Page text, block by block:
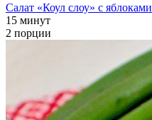
Салат «Коул слоу» с яблоками
15 минут
2 порции